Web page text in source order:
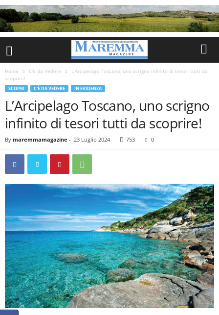
Home C'è da Vedere
L’Arcipelago Toscano, uno scrigno infinito di tesori tutti da
scoprire!
SCOPRI C'È DA VEDERE IN EVIDENZA
L’Arcipelago Toscano, uno scrigno
infinito di tesori tutti da scoprire!
By maremmamagazine - 23 Luglio 2024 753 0